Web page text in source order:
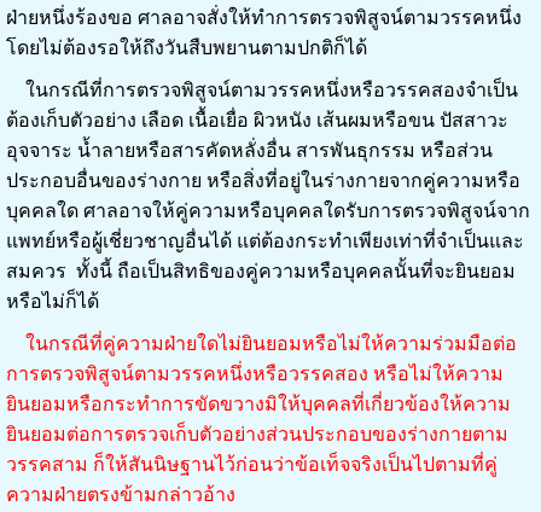
ฝ่ายหนึ่งร้องขอ ศาลอาจสั่งให้ทำการตรวจพิสูจน์ตามวรรคหนึ่ง
โดยไม่ต้องรอให้ถึงวันสืบพยานตามปกติก็ได้
ในกรณีที่การตรวจพิสูจน์ตามวรรคหนึ่งหรือวรรคสองจำเป็น
ต้องเก็บตัวอย่าง เลือด เนื้อเยื่อ ผิวหนัง เส้นผมหรือขน ปัสสาวะ
อุจจาระ น้ำลายหรือสารคัดหลั่งอื่น สารพันธุกรรม หรือส่วน
ประกอบอื่นของร่างกาย หรือสิ่งที่อยู่ในร่างกายจากคู่ความหรือ
บุคคลใด ศาลอาจให้คู่ความหรือบุคคลใดรับการตรวจพิสูจน์จาก
แพทย์หรือผู้เชี่ยวชาญอื่นได้ แต่ต้องกระทำเพียงเท่าที่จำเป็นและ
สมควร ทั้งนี้ ถือเป็นสิทธิของคู่ความหรือบุคคลนั้นที่จะยินยอม
หรือไม่ก็ได้
ในกรณีที่คู่ความฝ่ายใดไม่ยินยอมหรือไม่ให้ความร่วมมือต่อ
การตรวจพิสูจน์ตามวรรคหนึ่งหรือวรรคสอง หรือไม่ให้ความ
ยินยอมหรือกระทำการขัดขวางมิให้บุคคลที่เกี่ยวข้องให้ความ
ยินยอมต่อการตรวจเก็บตัวอย่างส่วนประกอบของร่างกายตาม
วรรคสาม ก็ให้สันนิษฐานไว้ก่อนว่าข้อเท็จจริงเป็นไปตามที่คู่
ความฝ่ายตรงข้ามกล่าวอ้าง